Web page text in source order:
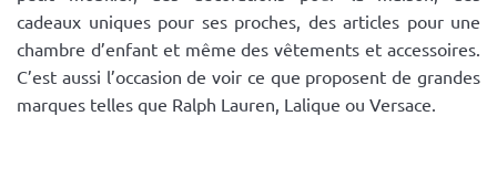
cadeaux uniques pour ses proches, des articles pour une
chambre d’enfant et même des vêtements et accessoires.
C’est aussi l’occasion de voir ce que proposent de grandes
marques telles que Ralph Lauren, Lalique ou Versace.